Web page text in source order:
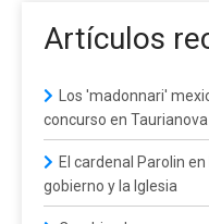
Artículos
Los 'madonnari'
concurso en Taurianova
El cardenal Parolin
gobierno y la Iglesia